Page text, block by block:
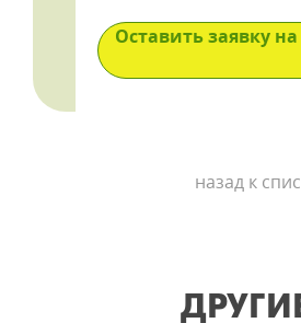
Оставить заявку
назад к